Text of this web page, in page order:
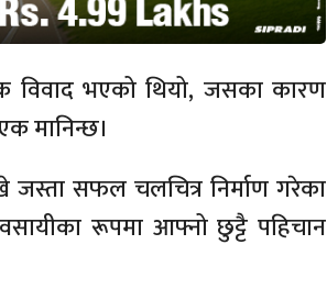
विवाद भएको थियो, जसका कारण
मानिन्छ।
सफल चलचित्र निर्माण गरेका
रूपमा आफ्नो छुट्टै पहिचान